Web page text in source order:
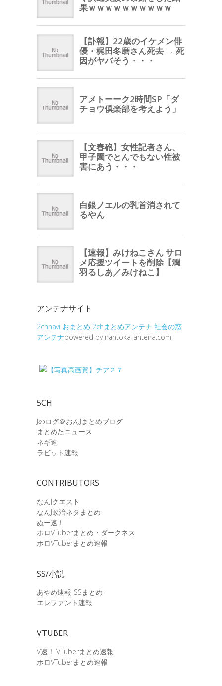
アンテナサイト
2chnavi おまとめ 2chまとめアンテナ 社会の窓
アンテナpowered by nantoka-antena.com
5CH
Jのログ＠おんJまとめブログ
まとめたニュース
ネギ速
ラビット速報
CONTRIBUTORS
なんJクエスト
なんJ政治ネタまとめ
ぬー速！
ホロVTuberまとめ・ダークネス
ホロVTuberまとめ速報
SS/小説
あやめ速報-SSまとめ-
エレファント速報
VTUBER
V速！ VTuberまとめ速報
ホロVTuberまとめ速報